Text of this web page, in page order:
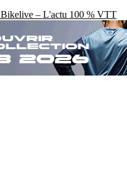
Bikelive – L'actu 100 % VTT